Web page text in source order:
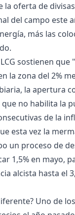
la oferta de
del campo este
más las
sostienen
la zona del 2%
la apertura
no habilita la
de la
esta vez la
un proceso de
1,5% en mayo,
alcista hasta el
Uno de